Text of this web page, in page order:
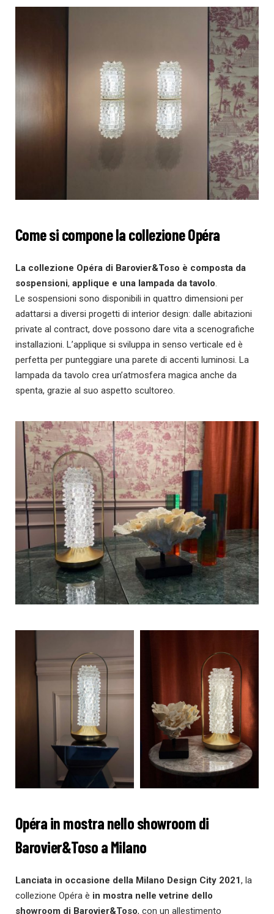
Come si compone la collezione Opéra
La collezione Opéra di Barovier&Toso è composta da
sospensioni, applique e una lampada da tavolo.
Le sospensioni sono disponibili in quattro dimensioni per
adattarsi a diversi progetti di interior design: dalle abitazioni
private al contract, dove possono dare vita a scenografiche
installazioni. L’applique si sviluppa in senso verticale ed è
perfetta per punteggiare una parete di accenti luminosi. La
lampada da tavolo crea un’atmosfera magica anche da
spenta, grazie al suo aspetto scultoreo.
Opéra in mostra nello showroom di
Barovier&Toso a Milano
Lanciata in occasione della Milano Design City 2021, la
collezione Opéra è in mostra nelle vetrine dello
showroom di Barovier&Toso, con un allestimento